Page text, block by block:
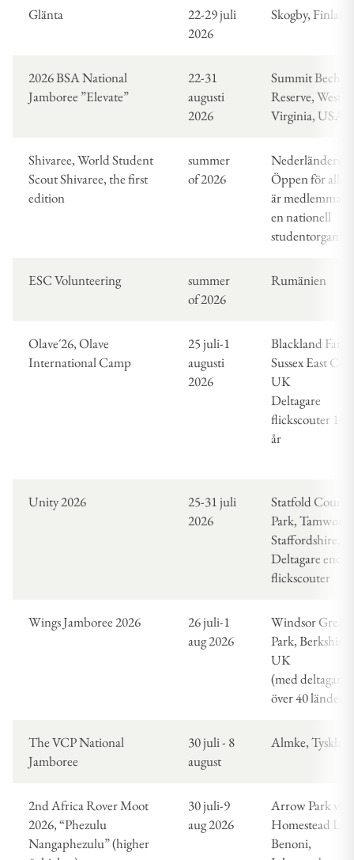
Glänta
22-29 juli
2026
Skogby, Finland
2026 BSA National
Jamboree ”Elevate”
22-31
augusti
2026
Summit Bechtel
Reserve, West
Virginia, USA
Shivaree, World Student
Scout Shivaree, the first
edition
summer
of 2026
Nederländerna
Öppen för alla
är medlemmar
en nationell
ESC Volunteering
summer
of 2026
Rumänien
Olave´26, Olave
International Camp
25 juli-1
augusti
2026
Blackland Farm,
Sussex East
UK
Deltagare
flickscouter 10-
år
Unity 2026
25-31 juli
2026
Statfold
Park, Tamworth
Staffordshire,
Deltagare end.
flickscouter
Wings Jamboree 2026
26 juli-1
aug 2026
Windsor Great
Park, Berkshire,
UK
(med deltagare
över 40 länder)
The VCP National
Jamboree
30 juli - 8
august
Almke,
2nd Africa Rover Moot
2026, “Phezulu
Nangaphezulu” (higher
30 juli-9
aug 2026
Arrow Park vid
Homestead
Benoni,